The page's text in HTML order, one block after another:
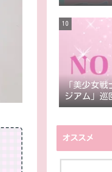
クション』
「美少女戦
ジアム」巡
🌙
オススメ